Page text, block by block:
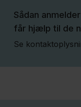
Klima
og
Sådan
får hjælp til de
Se